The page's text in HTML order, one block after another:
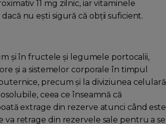
11 mg zilnic, iar vitaminele
nu ești sigură că obții suficient.
și în fructele și legumele portocalii,
și a sistemelor corporale în timpul
precum și la diviziunea celulară
ceea ce înseamnă că
extrage din rezerve atunci când este
va retrage din rezervele sale pentru a se